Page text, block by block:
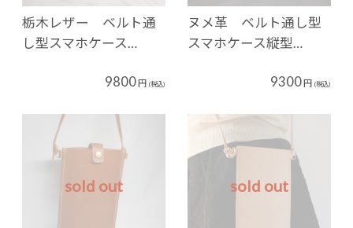
栃木レザー ベルト通
し型スマホケース…
9800円 (税込)
ヌメ革 ベルト通し型
スマホケース縦型…
9300円 (税込)
sold out sold out